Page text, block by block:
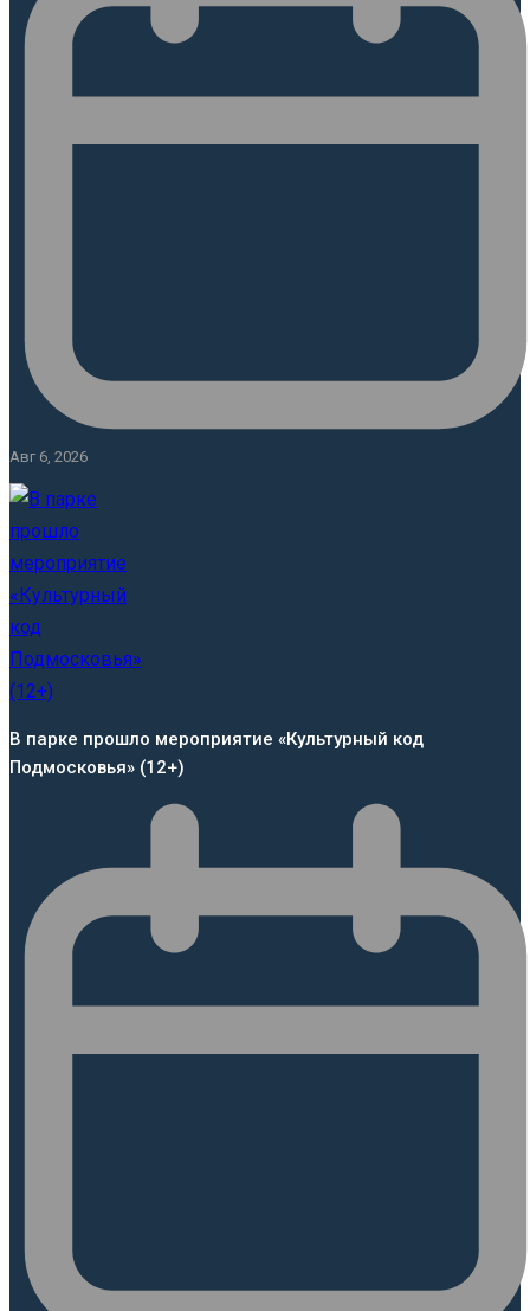
Авг 6, 2026
В парке прошло мероприятие «Культурный код
Подмосковья» (12+)